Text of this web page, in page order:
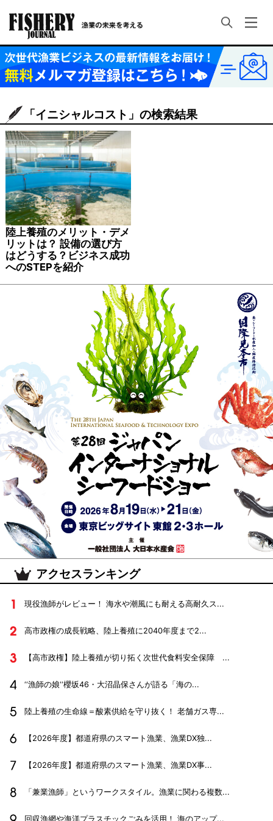
「イニシャルコスト」の検索結果
陸上養殖のメリット・デメ
リットは？ 設備の選び方
はどうする？ビジネス成功
へのSTEPを紹介
アクセスランキング
現役漁師がレビュー！ 海水や潮風にも耐える高耐久ス...
高市政権の成長戦略、陸上養殖に2040年度まで2...
【高市政権】陸上養殖が切り拓く次世代食料安全保障 ...
‘‘漁師の娘‘‘櫻坂46・大沼晶保さんが語る「海の...
陸上養殖の生命線＝酸素供給を守り抜く！ 老舗ガス専...
【2026年度】都道府県のスマート漁業、漁業DX独...
【2026年度】都道府県のスマート漁業、漁業DX事...
「兼業漁師」というワークスタイル。漁業に関わる複数...
回収漁網や海洋プラスチックごみを活用！ 海のアップ...